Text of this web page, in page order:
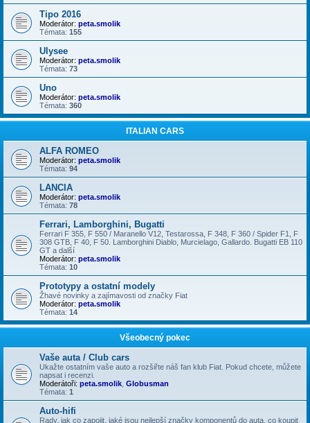
Tipo 2016
Moderátor: peta.smolik
Témata: 155
Ulysee
Moderátor: peta.smolik
Témata: 73
Uno
Moderátor: peta.smolik
Témata: 360
ITALIAN CARS
ALFA ROMEO
Moderátor: peta.smolik
Témata: 94
LANCIA
Moderátor: peta.smolik
Témata: 78
Ferrari, Lamborghini, Bugatti
Ferrari F 355, F 550 / Maranello V12, Testarossa, F 348, F 360 / Spider F1, F
308 GTB, F 40, F 50. Lamborghini Diablo, Murcielago, Gallardo. Bugatti EB 110
GT a další
Moderátor: peta.smolik
Témata: 10
Prototypy a ostatní modely
Žhavé novinky a zajímavosti od značky Fiat
Moderátor: peta.smolik
Témata: 14
Všeobecný pokec
Vaše auta / Club cars
Ukažte ostatním vaše auto a rozšiřte náš fan klub Fiat. Pokud chcete, můžete
napsat i recenzi.
Moderátoři: peta.smolik Globusman
Témata: 1
Auto-hifi
Rady, jak co zapojit, jaké jsou nejlepší značky komponentů do auta, co koupit